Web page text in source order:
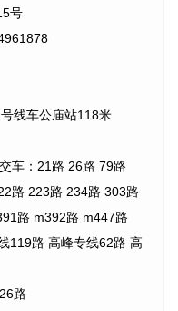
号
线车公庙站118米
车：21路 26路 79路
路 223路 234路 303路
路 m392路 m447路
119路 高峰专线62路 高
路